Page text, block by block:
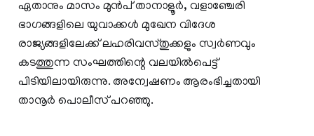
ഏതാനും മാസം മുൻപ് താനാളൂർ, വളാഞ്ചേരി
ഭാഗങ്ങളിലെ യുവാക്കൾ മുഖേന വിദേശ
രാജ്യങ്ങളിലേക്ക് ലഹരിവസ്തുക്കളും സ്വർണവും
കടത്തുന്ന സംഘത്തിന്റെ വലയിൽപെട്ട്
പിടിയിലായിരുന്നു. അന്വേഷണം ആരംഭിച്ചതായി
താനൂർ പൊലീസ് പറഞ്ഞു.